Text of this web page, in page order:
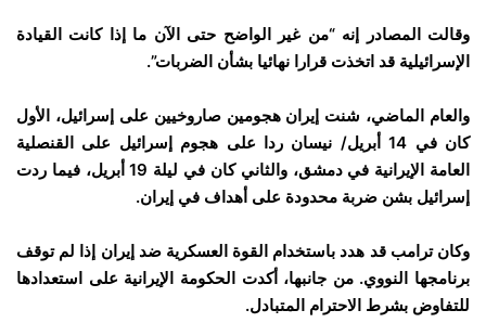
وقالت المصادر إنه “من غير الواضح حتى الآن ما إذا كانت القيادة
الإسرائيلية قد اتخذت قرارا نهائيا بشأن الضربات”.
والعام الماضي، شنت إيران هجومين صاروخيين على إسرائيل، الأول
كان في 14 أبريل/ نيسان ردا على هجوم إسرائيل على القنصلية
العامة الإيرانية في دمشق، والثاني كان في ليلة 19 أبريل، فيما ردت
إسرائيل بشن ضربة محدودة على أهداف في إيران.
وكان ترامب قد هدد باستخدام القوة العسكرية ضد إيران إذا لم توقف
برنامجها النووي. من جانبها، أكدت الحكومة الإيرانية على استعدادها
للتفاوض بشرط الاحترام المتبادل.